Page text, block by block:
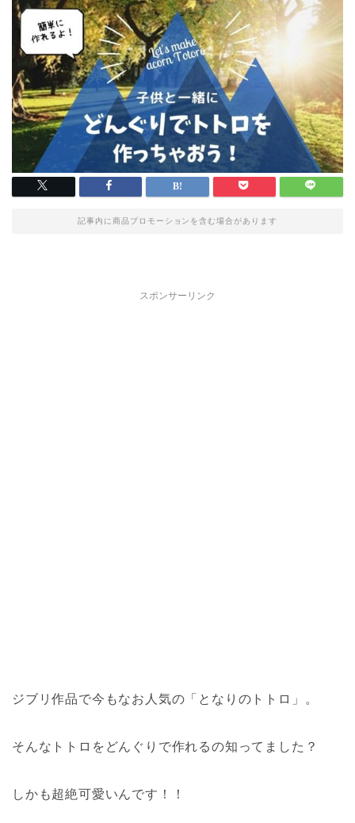
記事内に商品プロモーションを含む場合があります
スポンサーリンク
ジブリ作品で今もなお人気の「となりのトトロ」。
そんなトトロをどんぐりで作れるの知ってました？
しかも超絶可愛いんです！！